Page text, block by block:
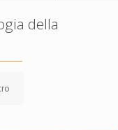
della